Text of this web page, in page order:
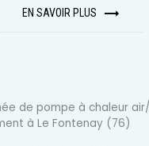
EN SAVOIR PLUS
de pompe à chaleur
à Le Fontenay (76)